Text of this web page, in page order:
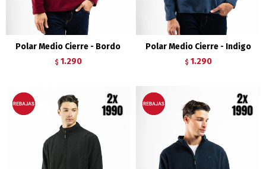
Polar Medio Cierre - Bordo
$ 1.290
Polar Medio Cierre - Indigo
$ 1.290